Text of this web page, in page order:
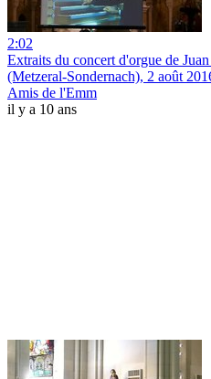
2:02
Extraits du concert d'orgue de
(Metzeral-Sondernach), 2 août
Amis de l'Emm
il y a 10 ans